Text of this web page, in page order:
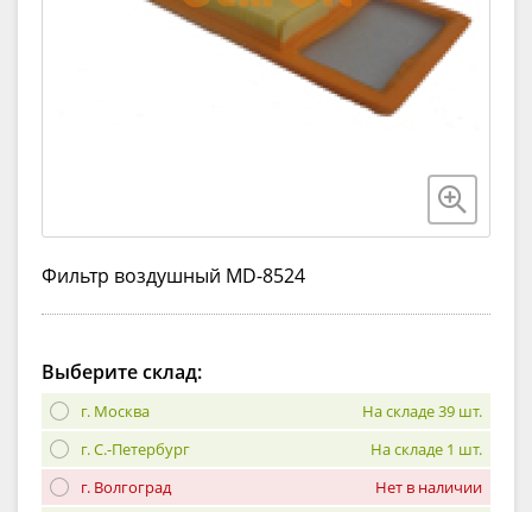
Фильтр воздушный MD-8524
Выберите склад:
г. Москва
На складе 39 шт.
г. С.-Петербург
На складе 1 шт.
г. Волгоград
Нет в наличии